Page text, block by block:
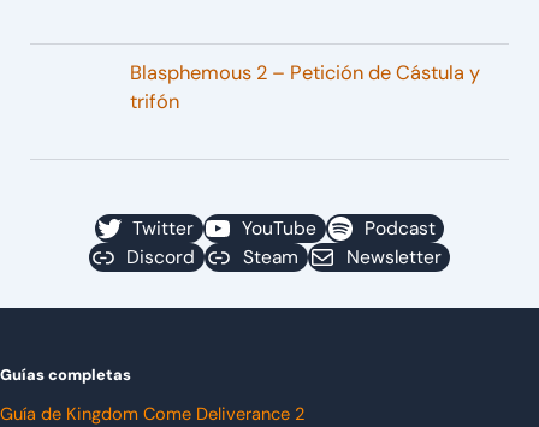
Blasphemous 2 – Petición de Cástula y
trifón
Twitter YouTube
Podcast
Discord
Steam Newsletter
Guías completas
Guía de Kingdom Come Deliverance 2